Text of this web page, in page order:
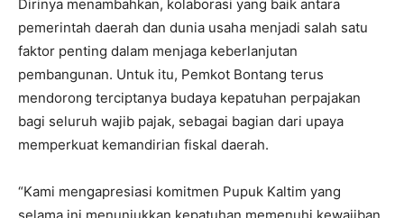
Dirinya menambahkan, kolaborasi yang baik antara
pemerintah daerah dan dunia usaha menjadi salah satu
faktor penting dalam menjaga keberlanjutan
pembangunan. Untuk itu, Pemkot Bontang terus
mendorong terciptanya budaya kepatuhan perpajakan
bagi seluruh wajib pajak, sebagai bagian dari upaya
memperkuat kemandirian fiskal daerah.
“Kami mengapresiasi komitmen Pupuk Kaltim yang